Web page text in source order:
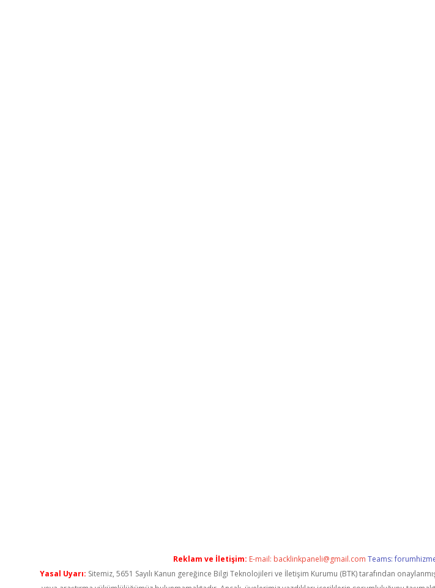
Reklam ve İletişim: E-mail: backlinkpaneli@gmail.com Teams:
Yasal Uyarı: Sitemiz, 5651 Sayılı Kanun gereğince Bilgi Teknolojileri ve İletişim Kurumu (BTK) tarafından